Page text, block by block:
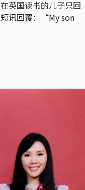
英国读书的儿子只回
讯回覆：“My son